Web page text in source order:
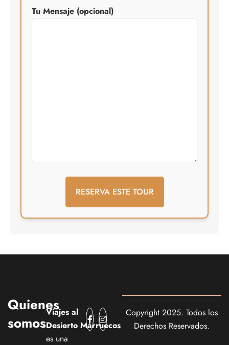
Tu Mensaje (opcional)
Quienes
somos
Viajes al
Desierto Marruecos
es una
Copyright 2025. Todos los
Derechos Reservados.